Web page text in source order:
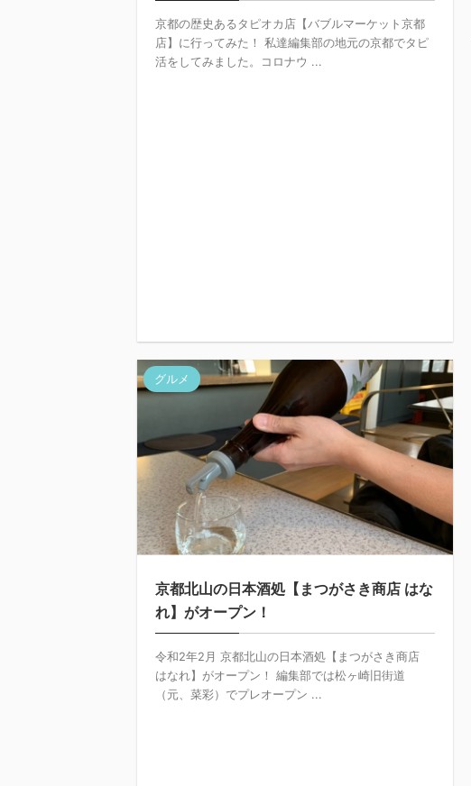
京都の歴史あるタピオカ店【バブルマーケット京都
店】に行ってみた！ 私達編集部の地元の京都でタピ
活をしてみました。コロナウ ...
グルメ
京都北山の日本酒処【まつがさき商店 はな
れ】がオープン！
令和2年2月 京都北山の日本酒処【まつがさき商店
はなれ】がオープン！ 編集部では松ヶ崎旧街道
（元、菜彩）でプレオープン ...